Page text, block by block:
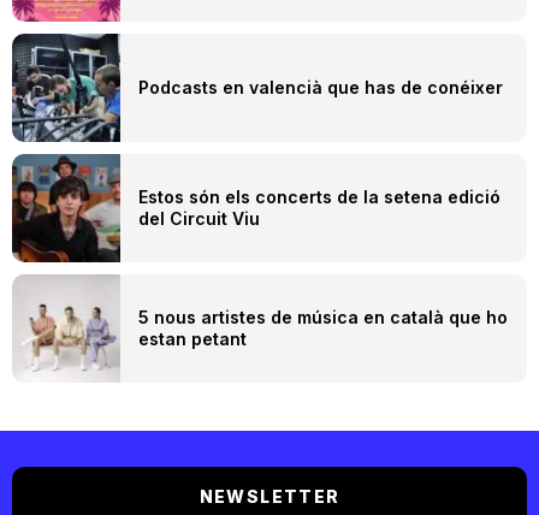
Podcasts en valencià que has de conéixer
Estos són els concerts de la setena edició
del Circuit Viu
5 nous artistes de música en català que ho
estan petant
NEWSLETTER